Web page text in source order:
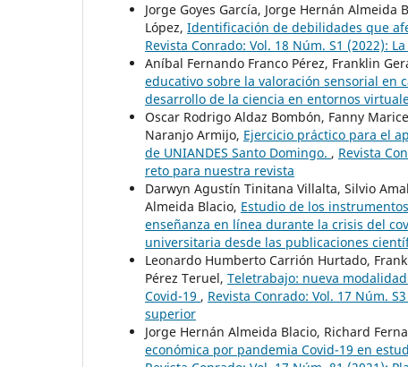
Jorge Goyes García, Jorge Hernán
López, Identificación de debilidades que
Revista Conrado: Vol. 18 Núm. S1 (2022):
Aníbal Fernando Franco Pérez, Franklin
educativo sobre la valoración sensorial en
desarrollo de la ciencia en entornos
Oscar Rodrigo Aldaz Bombón, Fanny
Naranjo Armijo, Ejercicio práctico para el
de UNIANDES Santo Domingo. , Revista
reto para nuestra revista
Darwyn Agustín Tinitana Villalta, Silvio
Almeida Blacio, Estudio de los
enseñanza en línea durante la crisis del
universitaria desde las publicaciones
Leonardo Humberto Carrión Hurtado,
Pérez Teruel, Teletrabajo: nueva
Covid-19 , Revista Conrado: Vol. 17 Núm.
superior
Jorge Hernán Almeida Blacio, Richard
económica por pandemia Covid-19 en